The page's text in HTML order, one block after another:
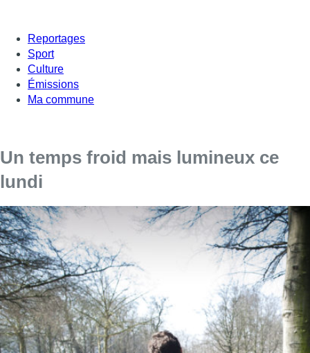
Reportages
Sport
Culture
Émissions
Ma commune
Un temps froid mais lumineux ce
lundi